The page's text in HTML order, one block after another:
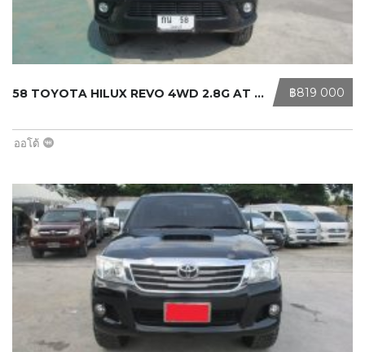
‎฿819 000
58 TOYOTA HILUX REVO 4WD 2.8G AT D ...
ออโต้